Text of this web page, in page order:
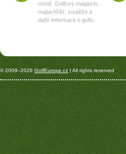
místě. Golfový magazín,
mapa hřišť, soutěže a
další informace o golfu.
© 2009–2026 GolfEurope.cz| All rights reserved